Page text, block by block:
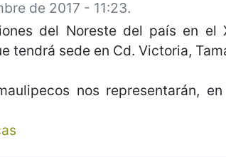
de 2017 - 11:23.
del Noreste del país en el
tendrá sede en Cd. Victoria,
nos representarán,